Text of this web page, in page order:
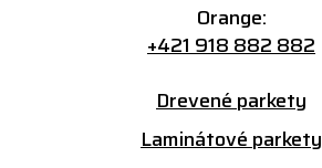
Orange:
+421 918 882 882
Drevené parkety
Laminátové parkety